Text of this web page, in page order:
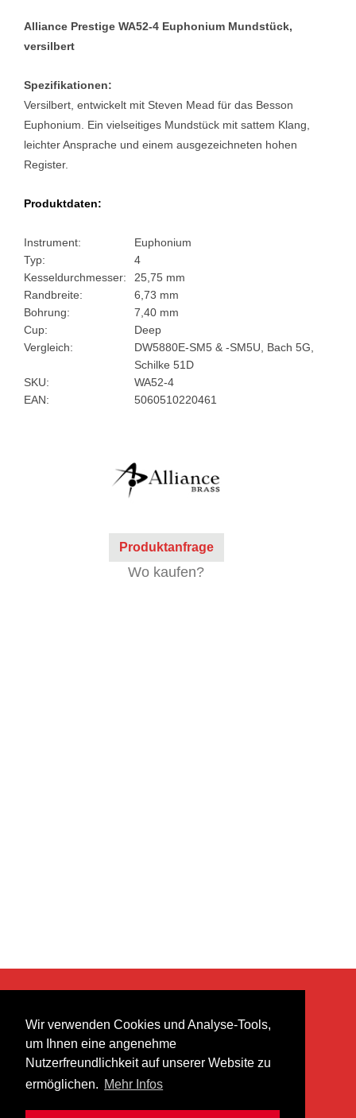
Wir verwenden Cookies und Analyse-Tools,
um Ihnen eine angenehme
Nutzerfreundlichkeit auf unserer Website zu
ermöglichen. Mehr Infos
Alliance Prestige WA52-4 Euphonium Mundstück,
versilbert
Spezifikationen:
Versilbert, entwickelt mit Steven Mead für das Besson
Euphonium. Ein vielseitiges Mundstück mit sattem Klang,
leichter Ansprache und einem ausgezeichneten hohen
Register.
Produktdaten:
Instrument:
Euphonium
Typ:
4
Kesseldurchmesser:
25,75 mm
Randbreite:
6,73 mm
Bohrung:
7,40 mm
Cup:
Deep
Vergleich:
DW5880E-SM5 & -SM5U, Bach 5G,
Schilke 51D
SKU:
WA52-4
EAN:
5060510220461
Produktanfrage
Wo kaufen?
heer musik ag
Lättenstrasse 35
8952 Schlieren
info@heermusic.com